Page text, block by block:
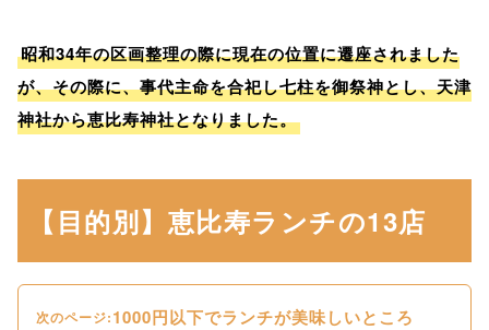
昭和34年の区画整理の際に現在の位置に遷座されました
が、その際に、事代主命を合祀し七柱を御祭神とし、天津
神社から恵比寿神社となりました。
【目的別】恵比寿ランチの13店
次のページ:1000円以下でランチが美味しいところ